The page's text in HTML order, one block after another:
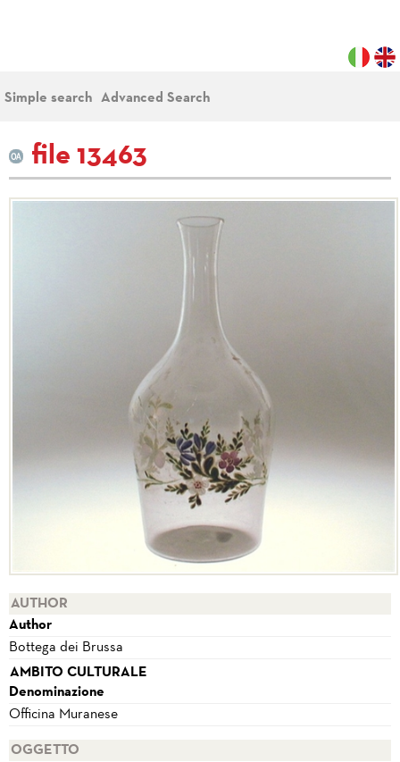
Simple search Advanced Search
file 13463
AUTHOR
Author
Bottega dei Brussa
AMBITO CULTURALE
Denominazione
Officina Muranese
OGGETTO